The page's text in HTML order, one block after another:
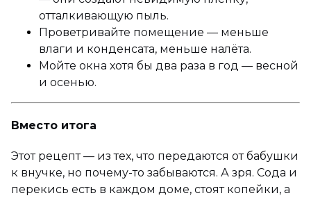
отталкивающую пыль.
Проветривайте помещение — меньше
влаги и конденсата, меньше налёта.
Мойте окна хотя бы два раза в год — весной
и осенью.
Вместо итога
Этот рецепт — из тех, что передаются от бабушки
к внучке, но почему-то забываются. А зря. Сода и
перекись есть в каждом доме, стоят копейки, а